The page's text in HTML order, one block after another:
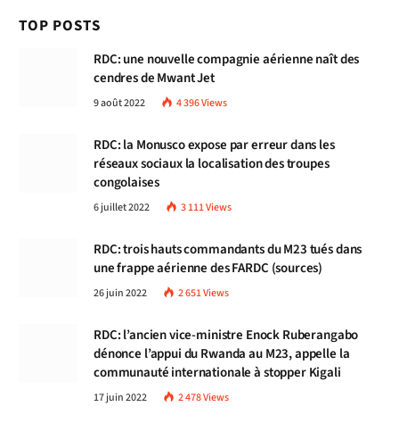
TOP POSTS
RDC: une nouvelle compagnie aérienne naît des
cendres de Mwant Jet
9 août 2022 4 396Views
RDC: la Monusco expose par erreur dans les
réseaux sociaux la localisation des troupes
congolaises
6 juillet 2022 3 111Views
RDC: trois hauts commandants du M23 tués dans
une frappe aérienne des FARDC (sources)
26 juin 2022 2 651Views
RDC: l’ancien vice-ministre Enock Ruberangabo
dénonce l’appui du Rwanda au M23, appelle la
communauté internationale à stopper Kigali
17 juin 2022 2 478Views